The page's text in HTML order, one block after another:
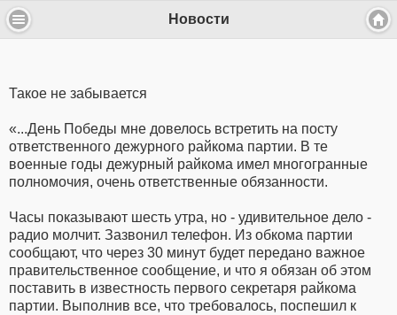
Новости
Такое не забывается
«...День Победы мне довелось встретить на посту
ответственного дежурного райкома партии. В те
военные годы дежурный райкома имел многогранные
полномочия, очень ответственные обязанности.
Часы показывают шесть утра, но - удивительное дело -
радио молчит. Зазвонил телефон. Из обкома партии
сообщают, что через 30 минут будет передано важное
правительственное сообщение, и что я обязан об этом
поставить в известность первого секретаря райкома
партии. Выполнив все, что требовалось, поспешил к